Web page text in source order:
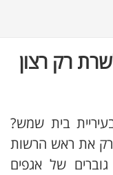
רק רצון
בית שמש?
רק את ראש הרשות
של אגפים